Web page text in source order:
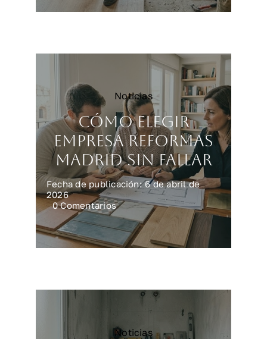
una
casa
Noticias
Cómo elegir
empresa reformas
Madrid sin fallar
Fecha de publicación: 6 de abril de
2026
0 Comentarioson
Cómo
elegir
empresa
reformas
Noticias